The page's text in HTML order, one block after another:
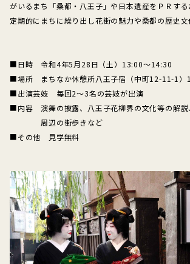
がいるまち「桑都・八王子」や日本遺産をＰＲす
定期的にまちに繰り出し花街の魅力や桑都の歴史文
■日時 令和4年5月28日（土）13:00～14:30
■場所 まちなか休憩所八王子宿（中町12-11-1）
■出演芸妓 毎回2～3名の芸妓が出演
■内容 演舞の披露、八王子花柳界の文化等の解説
周辺の街歩きなど
■その他 見学無料